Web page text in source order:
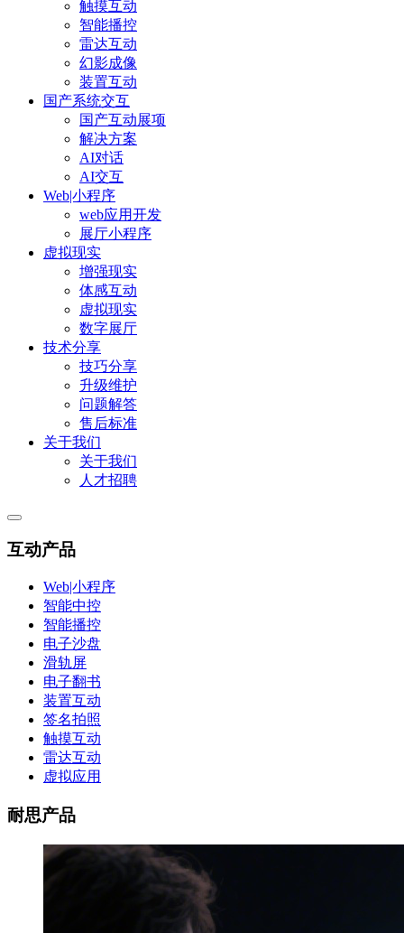
触摸互动
智能播控
雷达互动
幻影成像
装置互动
国产系统交互
国产互动展项
解决方案
AI对话
AI交互
Web|小程序
web应用开发
展厅小程序
虚拟现实
增强现实
体感互动
虚拟现实
数字展厅
技术分享
技巧分享
升级维护
问题解答
售后标准
关于我们
关于我们
人才招聘
互动产品
Web|小程序
智能中控
智能播控
电子沙盘
滑轨屏
电子翻书
装置互动
签名拍照
触摸互动
雷达互动
虚拟应用
耐思产品